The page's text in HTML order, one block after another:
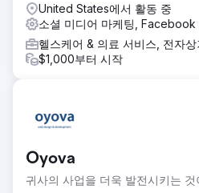
Howard의 디지털 마케팅 캠페인
서 5.8K 성장, 평균 리뷰 평점 17%
확보 44% 증가, 3,200개의 추가
다.
United States에서 활동 중
소셜 미디어 마케팅, Facebook
헬스케어 & 의료 서비스, 전자상
$1,000부터 시작
Oyova
귀사의 사업을 더욱 발전시키는